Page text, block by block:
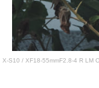
X-S10 / XF18-55mmF2.8-4 R LM